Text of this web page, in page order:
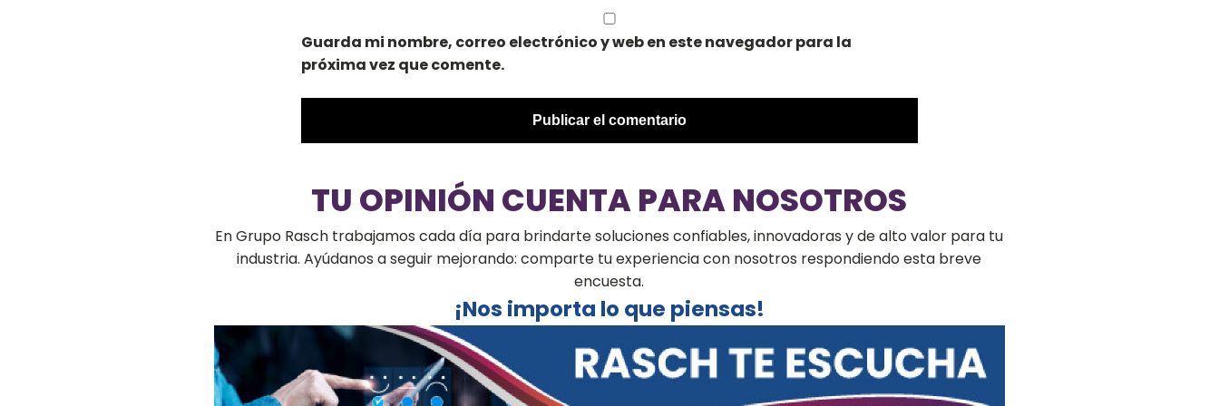
Guarda mi nombre, correo electrónico y web en este navegador para la
próxima vez que comente.
TU OPINIÓN CUENTA PARA NOSOTROS
En Grupo Rasch trabajamos cada día para brindarte soluciones confiables, innovadoras y de alto valor para tu
industria. Ayúdanos a seguir mejorando: comparte tu experiencia con nosotros respondiendo esta breve
encuesta.
¡Nos importa lo que piensas!